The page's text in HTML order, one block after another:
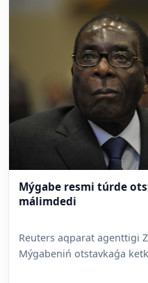
Mýgabe resmi túrde
málimdedi
Reuters aqparat agenttigi